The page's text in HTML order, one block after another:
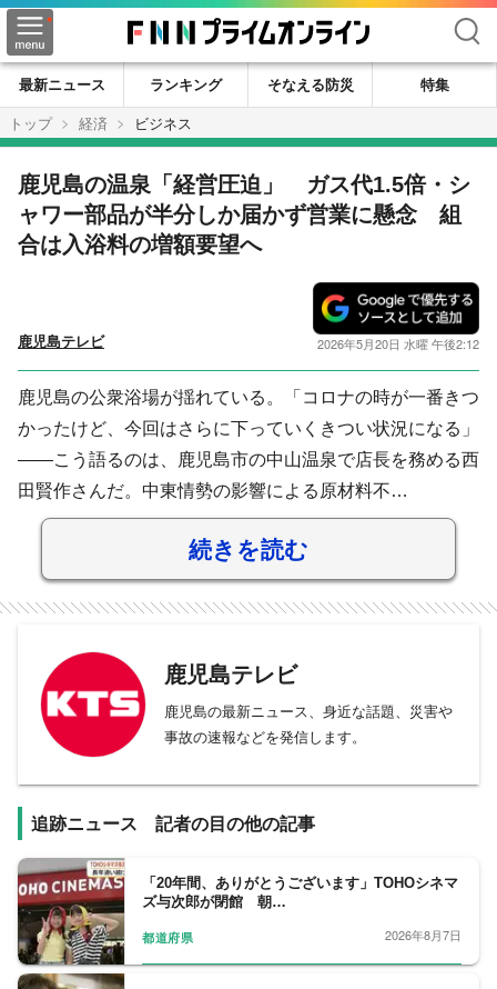
検索
最新ニュース ランキング そなえる防災
特集
トップ
経済 ビジネス
鹿児島の温泉「経営圧迫」 ガス代1.5倍・シ
ャワー部品が半分しか届かず営業に懸念 組
合は入浴料の増額要望へ
鹿児島テレビ 2026年5月20日 水曜 午後2:12
鹿児島の公衆浴場が揺れている。「コロナの時が一番きつ
かったけど、今回はさらに下っていくきつい状況になる」
――こう語るのは、鹿児島市の中山温泉で店長を務める西
田賢作さんだ。中東情勢の影響による原材料不…
続きを読む
鹿児島テレビ
鹿児島の最新ニュース、身近な話題、災害や
事故の速報などを発信します。
追跡ニュース 記者の目の他の記事
「20年間、ありがとうございます」TOHOシネマ
ズ与次郎が閉館 朝…
都道府県 2026年8月7日